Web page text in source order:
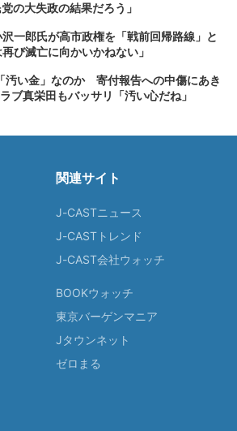
の大失政の結果だろう」
一郎氏が高市政権を「戦前回帰路線」と
び滅亡に向かいかねない」
汚い金」なのか 寄付報告への中傷にあき
ブ真栄田もバッサリ「汚い心だね」
関連サイト
J-CASTニュース
J-CASTトレンド
J-CAST会社ウォッチ
BOOKウォッチ
東京バーゲンマニア
Jタウンネット
ゼロまる